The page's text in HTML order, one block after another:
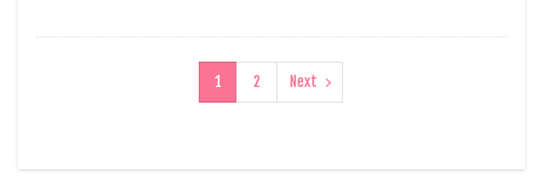
1 2 Next